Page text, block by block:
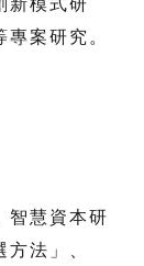
案研究。
智慧資本研
法」、